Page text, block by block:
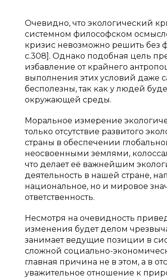
Очевидно, что экологический
системном философском
кризис невозможно решить без
с.308]. Однако подобная цель
избавление от крайнего
выполнения этих условий даже
бесполезны, так как у людей
окружающей среды.
Моральное измерение
только отсутствие развитого
страны в обеспечении
неосвоенными землями,
что делает её важнейшим
деятельность в нашей стране,
национальное, но и мировое
ответственность.
Несмотря на очевидность
изменения будет делом
занимает ведущие позиции в
сложной социально-
главная причина не в этом, а в
уважительное отношение к